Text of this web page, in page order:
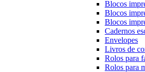
Blocos
Blocos
Blocos
Cadernos
Envelopes
Livros de
Rolos para
Rolos para